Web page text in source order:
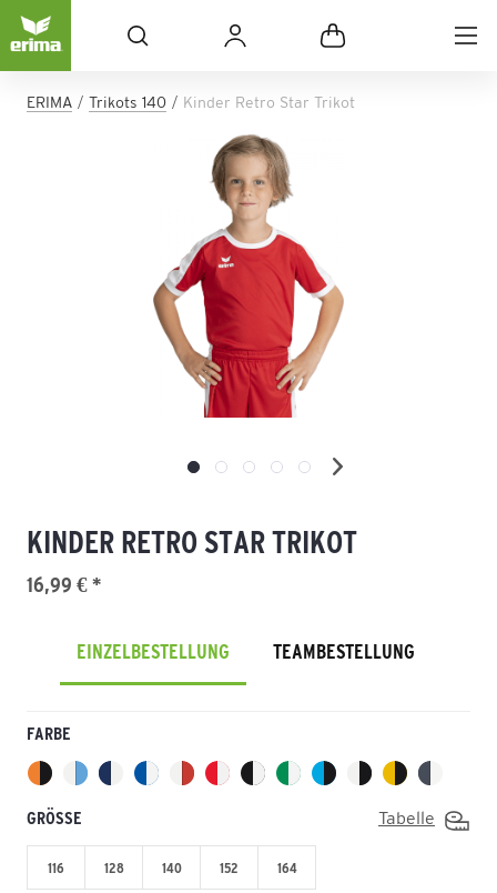
ERIMA Trikots 140 Kinder Retro Star Trikot
KINDER RETRO STAR TRIKOT
16,99 € *
EINZELBESTELLUNG TEAMBESTELLUNG
FARBE
GRÖSSE Tabelle
116 128 140 152 164